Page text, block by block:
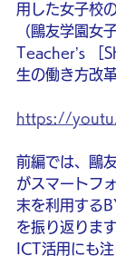
用した女子校
（鷗友学園女
Teacher’s ［
生の働き方改
https://
前編では、鷗
がスマートフ
末を利用する
を振り返りま
ICT活用にも